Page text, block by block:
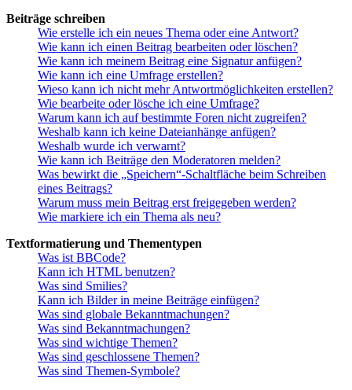
Beiträge schreiben
Wie erstelle ich ein neues Thema oder eine Antwort?
Wie kann ich einen Beitrag bearbeiten oder löschen?
Wie kann ich meinem Beitrag eine Signatur anfügen?
Wie kann ich eine Umfrage erstellen?
Wieso kann ich nicht mehr Antwortmöglichkeiten erstellen?
Wie bearbeite oder lösche ich eine Umfrage?
Warum kann ich auf bestimmte Foren nicht zugreifen?
Weshalb kann ich keine Dateianhänge anfügen?
Weshalb wurde ich verwarnt?
Wie kann ich Beiträge den Moderatoren melden?
Was bewirkt die „Speichern“-Schaltfläche beim Schreiben
eines Beitrags?
Warum muss mein Beitrag erst freigegeben werden?
Wie markiere ich ein Thema als neu?
Textformatierung und Thementypen
Was ist BBCode?
Kann ich HTML benutzen?
Was sind Smilies?
Kann ich Bilder in meine Beiträge einfügen?
Was sind globale Bekanntmachungen?
Was sind Bekanntmachungen?
Was sind wichtige Themen?
Was sind geschlossene Themen?
Was sind Themen-Symbole?